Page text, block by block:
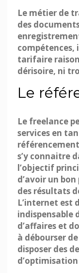
Le métier de
des
tarifaire
dérisoire, ni
Le
Le freelance
services en
s’y connaitre
l’objectif
d’avoir un
des résultats
L’internet est
indispensable
d’affaires et
à débourser
disposer des